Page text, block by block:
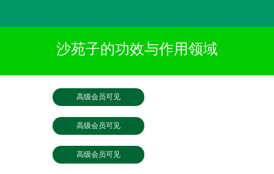
沙苑子的功效与作用领域
高级会员可见
高级会员可见
高级会员可见